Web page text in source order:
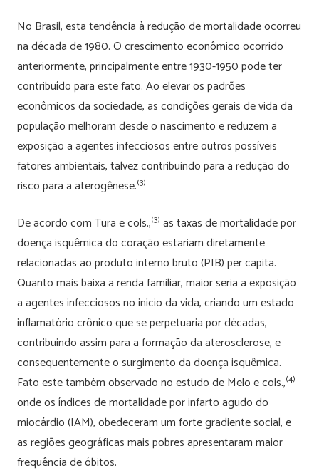
No Brasil, esta tendência à redução de mortalidade ocorreu
na década de 1980. O crescimento econômico ocorrido
anteriormente, principalmente entre 1930-1950 pode ter
contribuído para este fato. Ao elevar os padrões
econômicos da sociedade, as condições gerais de vida da
população melhoram desde o nascimento e reduzem a
exposição a agentes infecciosos entre outros possíveis
fatores ambientais, talvez contribuindo para a redução do
risco para a aterogênese.(3)
De acordo com Tura e cols.,(3) as taxas de mortalidade por
doença isquêmica do coração estariam diretamente
relacionadas ao produto interno bruto (PIB) per capita.
Quanto mais baixa a renda familiar, maior seria a exposição
a agentes infecciosos no início da vida, criando um estado
inflamatório crônico que se perpetuaria por décadas,
contribuindo assim para a formação da aterosclerose, e
consequentemente o surgimento da doença isquêmica.
Fato este também observado no estudo de Melo e cols.,(4)
onde os índices de mortalidade por infarto agudo do
miocárdio (IAM), obedeceram um forte gradiente social, e
as regiões geográficas mais pobres apresentaram maior
frequência de óbitos.